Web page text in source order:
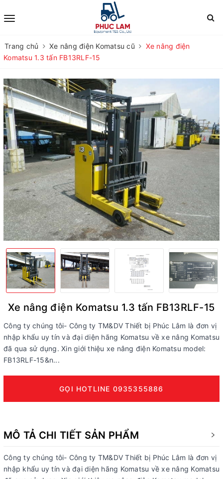
Trang chủ Xe nâng điện Komatsu cũ
Xe nâng điện
Komatsu 1.3 tấn FB13RLF-15
Xe nâng điện Komatsu 1.3 tấn FB13RLF-15
Công ty chúng tôi- Công ty TM&DV Thiết bị Phúc Lâm là đơn vị
nhập khẩu uy tín và đại diện hãng Komatsu về xe nâng Komatsu
đã qua sử dụng. Xin giới thiệu xe nâng điện Komatsu model:
FB13RLF-15&n...
GỌI HOTLINE 0935355886
MÔ TẢ CHI TIẾT SẢN PHẨM
Công ty chúng tôi- Công ty TM&DV Thiết bị Phúc Lâm là đơn vị
nhập khẩu uy tín và đại diện hãng Komatsu về xe nâng Komatsu